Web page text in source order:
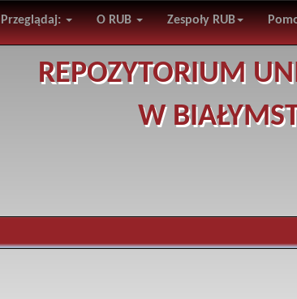
Przeglądaj: O RUB Zespoły RUB
REPOZYTORIUM
W